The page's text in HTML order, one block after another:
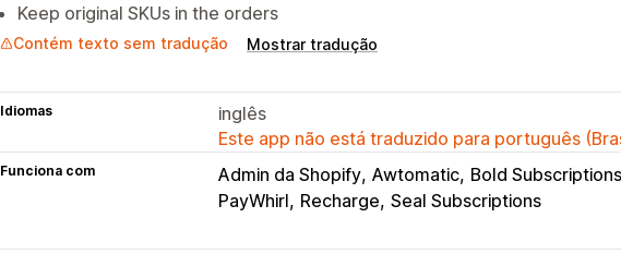
Keep original SKUs in the orders
Contém texto sem tradução Mostrar tradução
Idiomas
inglês
Este app não está traduzido para português
Funciona com Admin da Shopify Awtomatic Bold Subscriptions
PayWhirl Recharge Seal Subscriptions